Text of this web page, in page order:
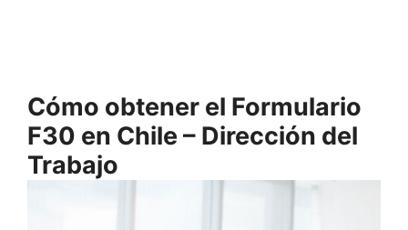
Cómo obtener el Formulario
F30 en Chile – Dirección del
Trabajo